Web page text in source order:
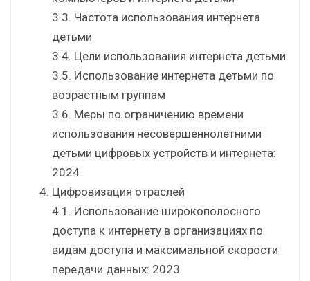
3.3. Частота использования интернета
детьми
3.4. Цели использования интернета детьми
3.5. Использование интернета детьми по
возрастным группам
3.6. Меры по ограничению времени
использования несовершеннолетними
детьми цифровых устройств и интернета:
2024
Цифровизация отраслей
4.1. Использование широкополосного
доступа к интернету в организациях по
видам доступа и максимальной скорости
передачи данных: 2023